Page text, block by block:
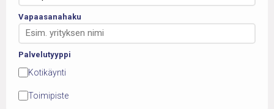
Vapaasanahaku
Palvelutyyppi
Kotikäynti
Toimipiste